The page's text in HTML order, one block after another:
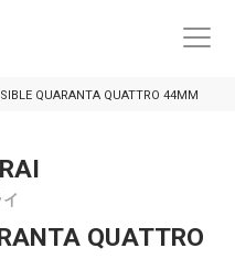
QUARANTA QUATTRO 44MM
QUATTRO